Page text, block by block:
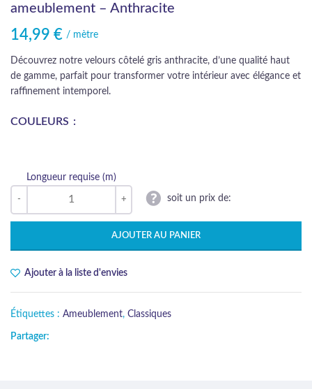
ameublement – Anthracite
14,99 € / mètre
Découvrez notre velours côtelé gris anthracite, d’une qualité haut
de gamme, parfait pour transformer votre intérieur avec élégance et
raffinement intemporel.
COULEURS
Longueur requise (m)
soit un prix de:
AJOUTER AU PANIER
Ajouter à la liste d'envies
Étiquettes : Ameublement, Classiques
Partager: